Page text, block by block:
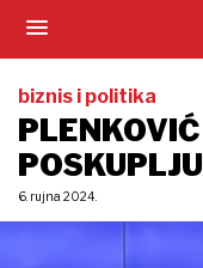
biznis i politika
6. rujna 2024.